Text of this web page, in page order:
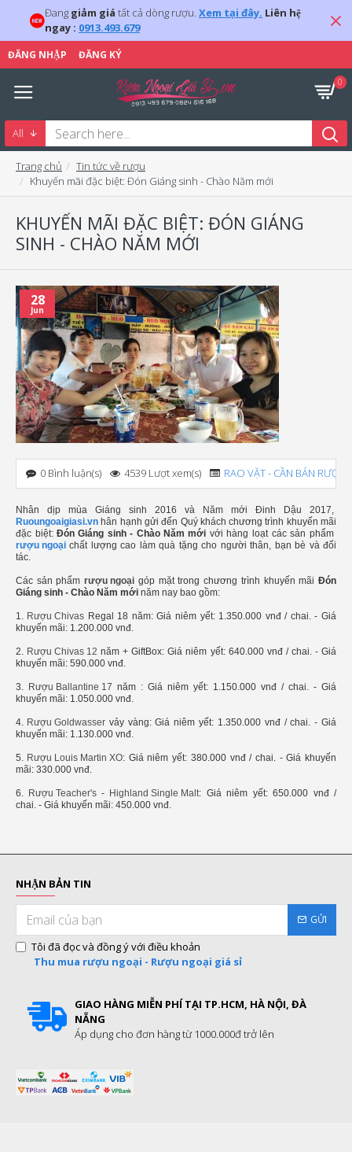
Đang giảm giá tất cả dòng rượu. Xem tại đây. Liên hệ
ngay : 0913.493.679
ĐĂNG NHẬP ĐĂNG KÝ
0
All
Trang chủ
Tin tức về rượu
Khuyến mãi đặc biệt: Đón Giáng sinh - Chào Năm mới
KHUYẾN MÃI ĐẶC BIỆT: ĐÓN GIÁNG
SINH - CHÀO NĂM MỚI
28
Jun
0 Bình luận(s) 4539 Lượt xem(s) RAO VẶT - CẦN BÁN RƯỢU
Nhân dịp mùa Giáng sinh 2016 và Năm mới Đinh Dậu 2017,
Ruoungoaigiasi.vn hân hạnh gửi đến Quý khách chương trình khuyến mãi
đặc biệt: Đón Giáng sinh - Chào Năm mới với hàng loạt các sản phẩm
rượu ngoại chất lượng cao làm quà tặng cho người thân, bạn bè và đối
tác.
Các sản phẩm rượu ngoại góp mặt trong chương trình khuyến mãi Đón
Giáng sinh - Chào Năm mới năm nay bao gồm:
1. Rượu Chivas Regal 18 năm: Giá niêm yết: 1.350.000 vnđ / chai. - Giá
khuyến mãi: 1.200.000 vnđ.
2. Rượu Chivas 12 năm + GiftBox: Giá niêm yết: 640.000 vnđ / chai. - Giá
khuyến mãi: 590.000 vnđ.
3. Rượu Ballantine 17 năm : Giá niêm yết: 1.150.000 vnđ / chai. - Giá
khuyến mãi: 1.050.000 vnđ.
4. Rượu Goldwasser vảy vàng: Giá niêm yết: 1.350.000 vnđ / chai. - Giá
khuyến mãi: 1.130.000 vnđ.
5. Rượu Louis Martin XO: Giá niêm yết: 380.000 vnđ / chai. - Giá khuyến
mãi: 330.000 vnđ.
6. Rượu Teacher's - Highland Single Malt: Giá niêm yết: 650.000 vnđ /
chai. - Giá khuyến mãi: 450.000 vnđ.
NHẬN BẢN TIN
GỬI
Tôi đã đọc và đồng ý với điều khoản
Thu mua rượu ngoại - Rượu ngoại giá sỉ
GIAO HÀNG MIỄN PHÍ TẠI TP.HCM, HÀ NỘI, ĐÀ
NẴNG
Áp dụng cho đơn hàng từ 1000.000đ trở lên